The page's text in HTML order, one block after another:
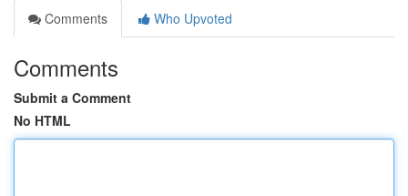
Comments
Who Upvoted
Comments
Submit a Comment
No HTML